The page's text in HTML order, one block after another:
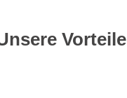
Vorteile